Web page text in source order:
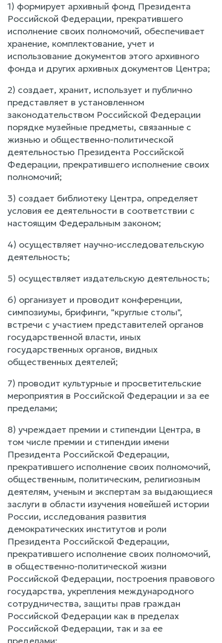
1) формирует архивный фонд Президента
Российской Федерации, прекратившего
исполнение своих полномочий, обеспечивает
хранение, комплектование, учет и
использование документов этого архивного
фонда и других архивных документов Центра;
2) создает, хранит, использует и публично
представляет в установленном
законодательством Российской Федерации
порядке музейные предметы, связанные с
жизнью и общественно-политической
деятельностью Президента Российской
Федерации, прекратившего исполнение своих
полномочий;
3) создает библиотеку Центра, определяет
условия ее деятельности в соответствии с
настоящим Федеральным законом;
4) осуществляет научно-исследовательскую
деятельность;
5) осуществляет издательскую деятельность;
6) организует и проводит конференции,
симпозиумы, брифинги, "круглые столы",
встречи с участием представителей органов
государственной власти, иных
государственных органов, видных
общественных деятелей;
7) проводит культурные и просветительские
мероприятия в Российской Федерации и за ее
пределами;
8) учреждает премии и стипендии Центра, в
том числе премии и стипендии имени
Президента Российской Федерации,
прекратившего исполнение своих полномочий,
общественным, политическим, религиозным
деятелям, ученым и экспертам за выдающиеся
заслуги в области изучения новейшей истории
России, исследования развития
демократических институтов и роли
Президента Российской Федерации,
прекратившего исполнение своих полномочий,
в общественно-политической жизни
Российской Федерации, построения правового
государства, укрепления международного
сотрудничества, защиты прав граждан
Российской Федерации как в пределах
Российской Федерации, так и за ее